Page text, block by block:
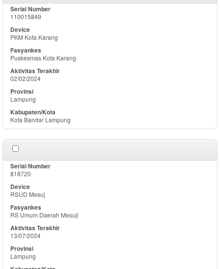
110015849
PKM Kota Karang
Puskesmas Kota Karang
02/02/2024
Lampung
Kota Bandar Lampung
818720
RSUD Mesuj
RS Umum Daerah Mesuji
13/07/2024
Lampung